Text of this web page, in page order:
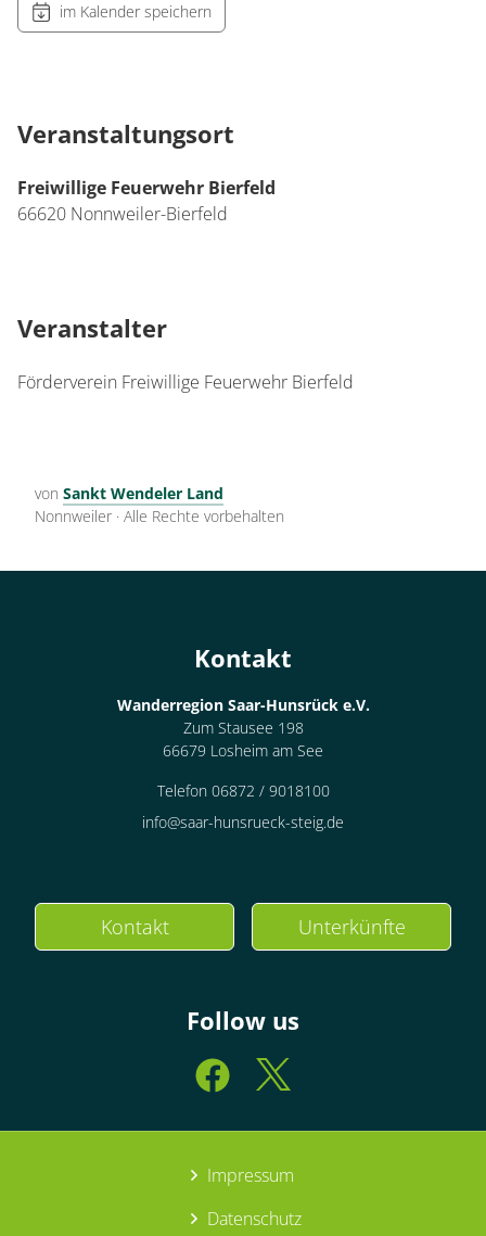
im Kalender speichern
Veranstaltungsort
Freiwillige Feuerwehr Bierfeld
66620 Nonnweiler-Bierfeld
Veranstalter
Förderverein Freiwillige Feuerwehr Bierfeld
von Sankt Wendeler Land
Nonnweiler · Alle Rechte vorbehalten
Kontakt
Wanderregion Saar-Hunsrück e.V.
Zum Stausee 198
66679 Losheim am See
Telefon 06872 / 9018100
info@saar-hunsrueck-steig.de
Kontakt Unterkünfte
Follow us
Impressum
Datenschutz